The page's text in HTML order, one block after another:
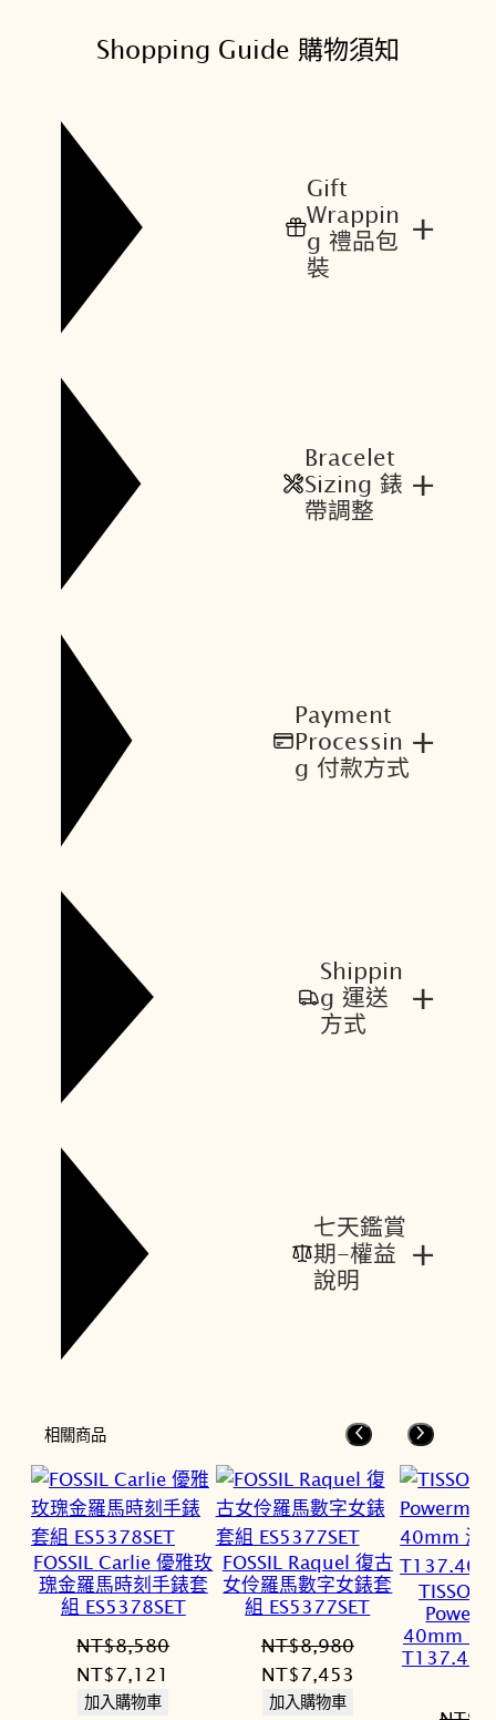
Shopping Guide 購物須知
Gift
Wrappin
g 禮品包
裝
+
Bracelet
Sizing 錶
帶調整
+
Payment
Processin
g 付款方式
+
Shippin
g 運送
方式
+
七天鑑賞
期-權益
說明
+
相關商品
FOSSIL Carlie 優雅玫
瑰金羅馬時刻手錶套
組 ES5378SET
NT$8,580
原
始
NT$7,121
加入購物車
FOSSIL Raquel 復古
女伶羅馬數字女錶套
組 ES5377SET
NT$8,980
原
始
NT$7,453
加入購物車
TISSOT
40mm 海